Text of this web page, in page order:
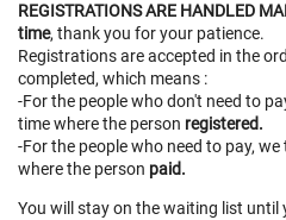
REGISTRATIONS ARE HANDLED
time, thank you for your patience.
Registrations are accepted in the
completed, which means :
-For the people who don't need to
time where the person registered.
-For the people who need to pay,
where the person paid.
You will stay on the waiting list